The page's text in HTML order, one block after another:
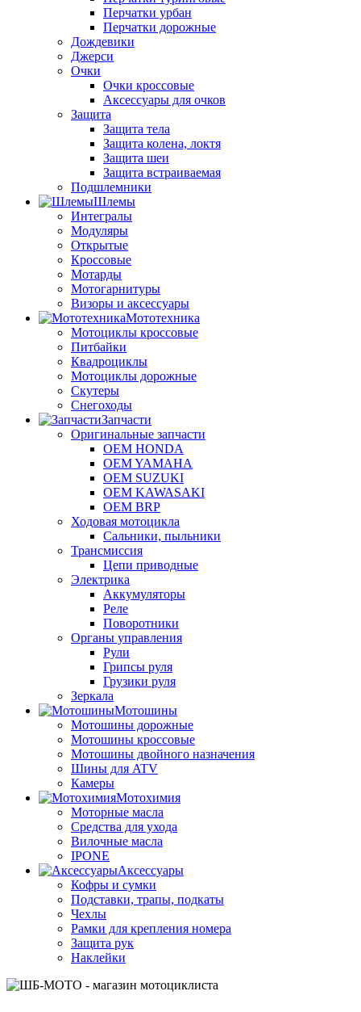
Перчатки урбан
Перчатки дорожные
Дождевики
Джерси
Очки
Очки кроссовые
Аксессуары для очков
Защита
Защита тела
Защита колена, локтя
Защита шеи
Защита встраиваемая
Подшлемники
Шлемы
Интегралы
Модуляры
Открытые
Кроссовые
Мотарды
Мотогарнитуры
Визоры и аксессуары
Мототехника
Мотоциклы кроссовые
Питбайки
Квадроциклы
Мотоциклы дорожные
Скутеры
Снегоходы
Запчасти
Оригинальные запчасти
OEM HONDA
OEM YAMAHA
OEM SUZUKI
OEM KAWASAKI
OEM BRP
Ходовая мотоцикла
Сальники, пыльники
Трансмиссия
Цепи приводные
Электрика
Аккумуляторы
Реле
Поворотники
Органы управления
Рули
Грипсы руля
Грузики руля
Зеркала
Мотошины
Мотошины дорожные
Мотошины кроссовые
Мотошины двойного назначения
Шины для ATV
Камеры
Мотохимия
Моторные масла
Средства для ухода
Вилочные масла
IPONE
Аксессуары
Кофры и сумки
Подставки, трапы, подкаты
Чехлы
Рамки для крепления номера
Защита рук
Наклейки